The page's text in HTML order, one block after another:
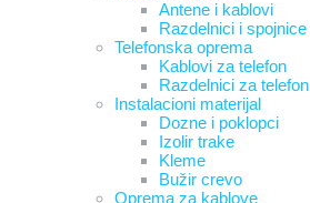
Antene i kablovi
Razdelnici i spojnice
Telefonska oprema
Kablovi za telefon
Razdelnici za telefon
Instalacioni materijal
Dozne i poklopci
Izolir trake
Kleme
Bužir crevo
Oprema za kablove